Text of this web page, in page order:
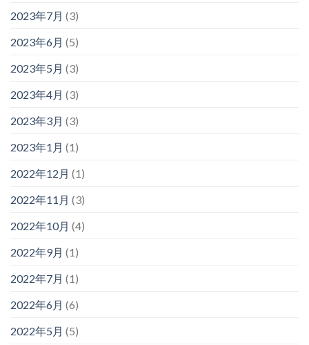
2023年7月 (3)
2023年6月 (5)
2023年5月 (3)
2023年4月 (3)
2023年3月 (3)
2023年1月 (1)
2022年12月 (1)
2022年11月 (3)
2022年10月 (4)
2022年9月 (1)
2022年7月 (1)
2022年6月 (6)
2022年5月 (5)